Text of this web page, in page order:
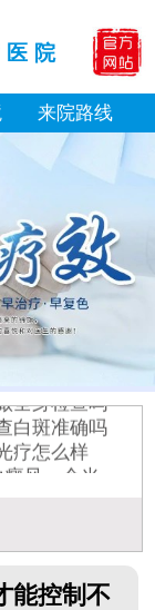
院
来院路线
原因引起
治好的案例
图片
斑怎么区分
代表什么病
有什么区别
白斑准确吗
疗怎么样
大概费用多少
能控制不